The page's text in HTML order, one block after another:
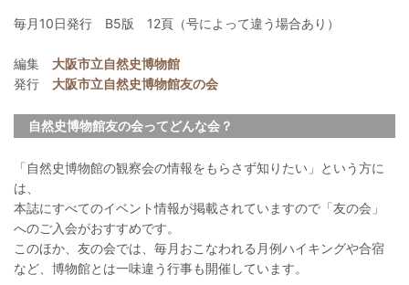
毎月10日発行 B5版 12頁（号によって違う場合あり）
編集 大阪市立自然史博物館
発行 大阪市立自然史博物館友の会
自然史博物館友の会ってどんな会？
「自然史博物館の観察会の情報をもらさず知りたい」という方に
は、
本誌にすべてのイベント情報が掲載されていますので「友の会」
へのご入会がおすすめです。
このほか、友の会では、毎月おこなわれる月例ハイキングや合宿
など、博物館とは一味違う行事も開催しています。